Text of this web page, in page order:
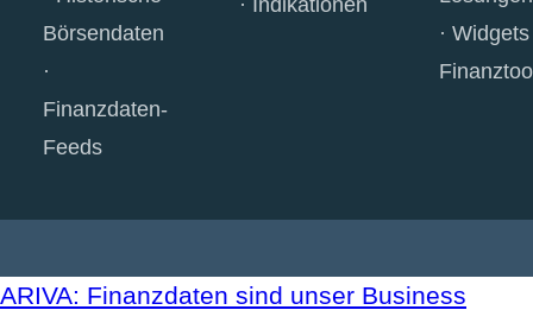
Börsendaten
Finanzdaten-
Feeds
ARIVA: Finanzdaten sind unser Business